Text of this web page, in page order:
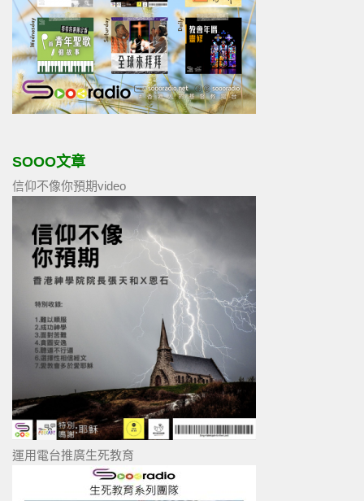
SOOO文章
信仰不像你預期video
運用電台推廣生死教育